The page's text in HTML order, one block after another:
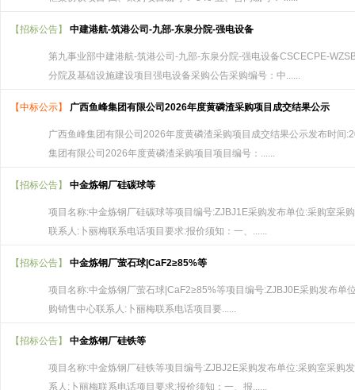
【招标公告】 中建港航-筑港公司-九部-东泉分院-强电设备
第九事业部中建港航-筑港公司-九部-东泉分院-强电设备CSCECPE-
分院及基础设施建设项目强电设备采购公告采购编号：中......
【中标公示】 广西鱼峰集团有限公司2026年度黄磷渣采购项目成交结果公示
广西鱼峰集团有限公司2026年度黄磷渣采购项目成交结果公示发布时间
集团有限公司2026年度黄磷渣采购项目项目编号：......
【招标公告】 中金炼钢厂硅碳球等
项目名称:中金炼钢厂硅碳球等项目编号:ZJBJ1E采购发布单位:采购室采
联系人:卜丽梅联系电话项目要求:报价须知：一、......
【招标公告】 中金炼钢厂萤石球|CaF2≥85%等
项目名称:中金炼钢厂萤石球|CaF2≥85%等项目编号:ZJBJ0E采购发布单
购销售中心联系人:卜丽梅联系电话项目要......
【招标公告】 中金炼钢厂硅铁等
项目名称:中金炼钢厂硅铁等项目编号:ZJBJ2E采购发布单位:采购室采购
系人:卜丽梅联系电话项目要求:报价须知：一、报......